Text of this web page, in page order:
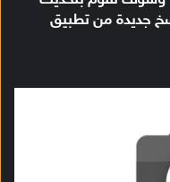
جديدة من تطبيق